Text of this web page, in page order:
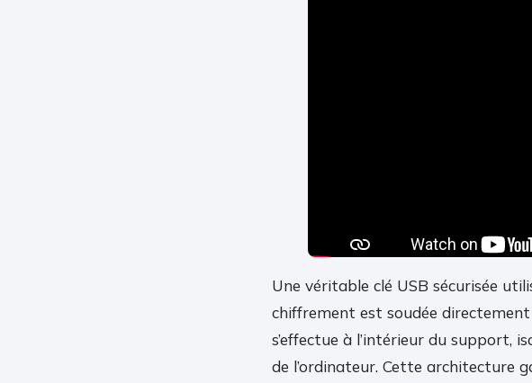
Une véritable clé USB sécurisée
chiffrement est soudée
s’effectue à l’intérieur du support,
de l’ordinateur. Cette architecture